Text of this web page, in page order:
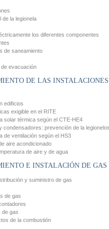
de la legionela
los diferentes componentes
de saneamiento
evacuación
DE LAS
edificios
exigible en el RITE
solar térmica según el CTE-HE4
condensadores: prevención de la
de ventilación según el HS3
aire acondicionado
de aire y de agua
E INSTALACIÓN DE GAS
y suministro de gas
de gas
de gas
de la combustión